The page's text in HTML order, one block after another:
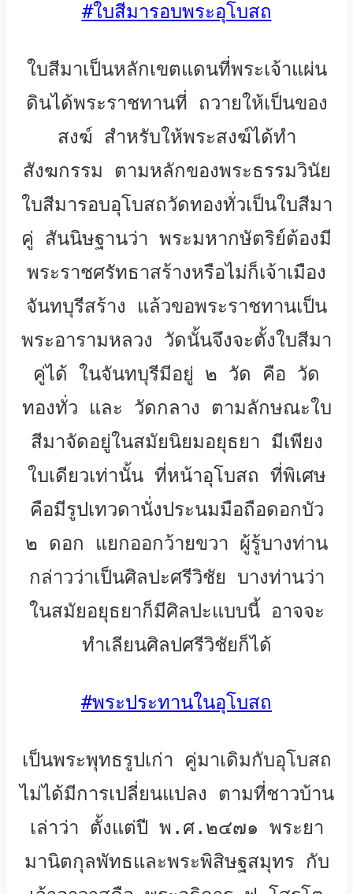
#ใบสีมารอบพระอุโบสถ
ใบสีมาเป็นหลักเขตแดนที่พระเจ้าแผ่น
ดินได้พระราชทานที่ ถวายให้เป็นของ
สงฆ์ สำหรับให้พระสงฆ์ได้ทำ
สังฆกรรม ตามหลักของพระธรรมวินัย
ใบสีมารอบอุโบสถวัดทองทั่วเป็นใบสีมา
คู่ สันนิษฐานว่า พระมหากษัตริย์ต้องมี
พระราชศรัทธาสร้างหรือไม่ก็เจ้าเมือง
จันทบุรีสร้าง แล้วขอพระราชทานเป็น
พระอารามหลวง วัดนั้นจึงจะตั้งใบสีมา
คู่ได้ ในจันทบุรีมีอยู่ ๒ วัด คือ วัด
ทองทั่ว และ วัดกลาง ตามลักษณะใบ
สีมาจัดอยู่ในสมัยนิยมอยุธยา มีเพียง
ใบเดียวเท่านั้น ที่หน้าอุโบสถ ที่พิเศษ
คือมีรูปเทวดานั่งประนมมือถือดอกบัว
๒ ดอก แยกออกว้ายขวา ผู้รู้บางท่าน
กล่าวว่าเป็นศิลปะศรีวิชัย บางท่านว่า
ในสมัยอยุธยาก็มีศิลปะแบบนี้ อาจจะ
ทำเลียนศิลปศรีวิชัยก็ได้
#พระประทานในอุโบสถ
เป็นพระพุทธรูปเก่า คู่มาเดิมกับอุโบสถ
ไม่ได้มีการเปลี่ยนแปลง ตามที่ชาวบ้าน
เล่าว่า ตั้งแต่ปี พ.ศ.๒๔๗๑ พระยา
มานิตกุลพัทธและพระพิสิษฐสมุทร กับ